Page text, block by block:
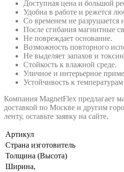
Доступная цена и большой
Удобна в работе и режется
Со временем не разрушается
После сгибания магнитные
Не повреждает основание.
Возможность повторного
Не выделяет запахов и
Стойкость к влажной среде.
Уличное и интерьерное
Устойчивость к
Компания MagnetFlex предлагает
доставкой по Москве и другим
ленту, оставьте заявку на сайте.
Артикул
Страна изготовитель
Толщина (Высота)
Ширина,